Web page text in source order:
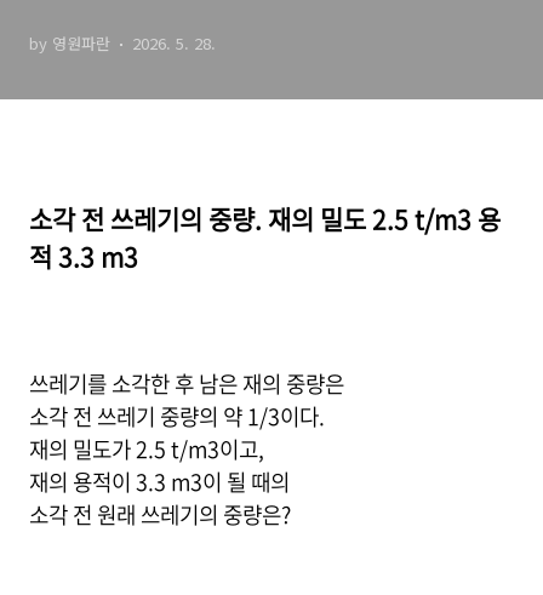
by 영원파란 2026. 5. 28.
소각 전 쓰레기의 중량. 재의 밀도 2.5 t/m3 용
적 3.3 m3
쓰레기를 소각한 후 남은 재의 중량은
소각 전 쓰레기 중량의 약 1/3이다.
재의 밀도가 2.5 t/m3이고,
재의 용적이 3.3 m3이 될 때의
소각 전 원래 쓰레기의 중량은?